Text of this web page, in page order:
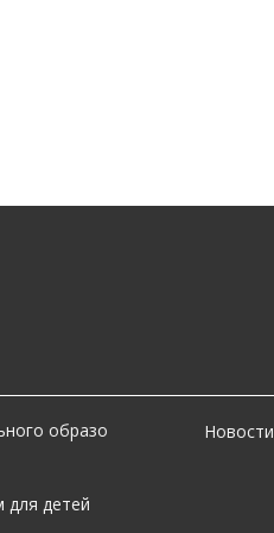
образо
для детей
Новости